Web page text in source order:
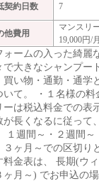
契約日数 7
他費用
マンスリ
19,000円/
ォームの入った綺麗
で大きなシャンプー
買い物・通勤・通
いて。 ・１名様の
ーは税込料金での表
が長くなるに従って
１週間～・２週間
３ヶ月～での区切り
料金表は、 長期(ウ
ヶ月～) でお申込の